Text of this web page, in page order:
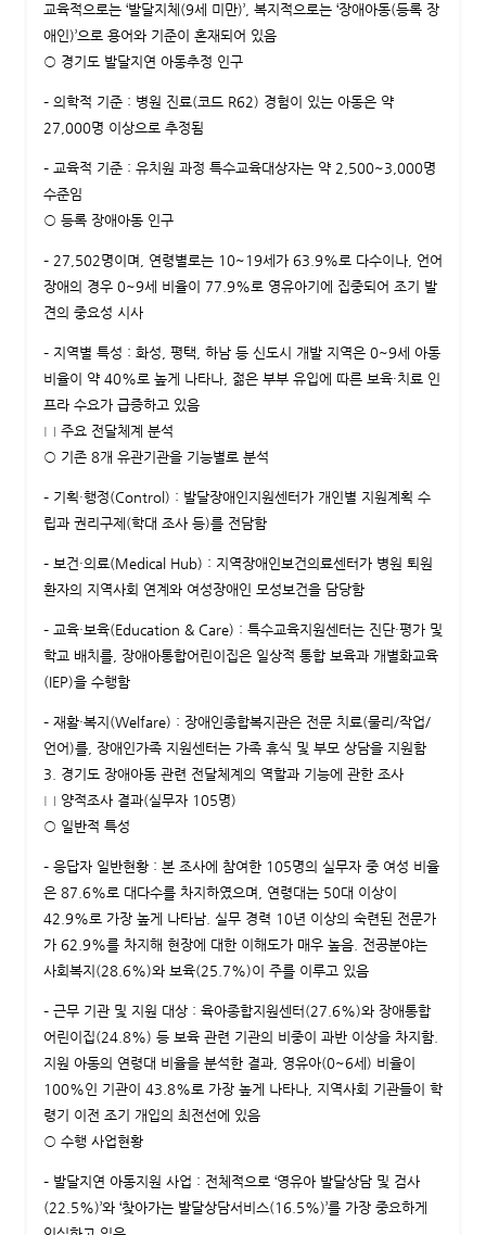
교육적으로는 ‘발달지체(9세 미만)’, 복지적으로는 ‘장애아동(등록 장
애인)’으로 용어와 기준이 혼재되어 있음
○ 경기도 발달지연 아동추정 인구
– 의학적 기준 : 병원 진료(코드 R62) 경험이 있는 아동은 약
27,000명 이상으로 추정됨
– 교육적 기준 : 유치원 과정 특수교육대상자는 약 2,500~3,000명
수준임
○ 등록 장애아동 인구
– 27,502명이며, 연령별로는 10~19세가 63.9%로 다수이나, 언어
장애의 경우 0~9세 비율이 77.9%로 영유아기에 집중되어 조기 발
견의 중요성 시사
– 지역별 특성 : 화성, 평택, 하남 등 신도시 개발 지역은 0~9세 아동
비율이 약 40%로 높게 나타나, 젊은 부부 유입에 따른 보육·치료 인
프라 수요가 급증하고 있음
□ 주요 전달체계 분석
○ 기존 8개 유관기관을 기능별로 분석
– 기획·행정(Control) : 발달장애인지원센터가 개인별 지원계획 수
립과 권리구제(학대 조사 등)를 전담함
– 보건·의료(Medical Hub) : 지역장애인보건의료센터가 병원 퇴원
환자의 지역사회 연계와 여성장애인 모성보건을 담당함
– 교육·보육(Education & Care) : 특수교육지원센터는 진단·평가 및
학교 배치를, 장애아통합어린이집은 일상적 통합 보육과 개별화교육
(IEP)을 수행함
– 재활·복지(Welfare) : 장애인종합복지관은 전문 치료(물리/작업/
언어)를, 장애인가족 지원센터는 가족 휴식 및 부모 상담을 지원함
3. 경기도 장애아동 관련 전달체계의 역할과 기능에 관한 조사
□ 양적조사 결과(실무자 105명)
○ 일반적 특성
– 응답자 일반현황 : 본 조사에 참여한 105명의 실무자 중 여성 비율
은 87.6%로 대다수를 차지하였으며, 연령대는 50대 이상이
42.9%로 가장 높게 나타남. 실무 경력 10년 이상의 숙련된 전문가
가 62.9%를 차지해 현장에 대한 이해도가 매우 높음. 전공분야는
사회복지(28.6%)와 보육(25.7%)이 주를 이루고 있음
– 근무 기관 및 지원 대상 : 육아종합지원센터(27.6%)와 장애통합
어린이집(24.8%) 등 보육 관련 기관의 비중이 과반 이상을 차지함.
지원 아동의 연령대 비율을 분석한 결과, 영유아(0~6세) 비율이
100%인 기관이 43.8%로 가장 높게 나타나, 지역사회 기관들이 학
령기 이전 조기 개입의 최전선에 있음
○ 수행 사업현황
– 발달지연 아동지원 사업 : 전체적으로 ‘영유아 발달상담 및 검사
(22.5%)’와 ‘찾아가는 발달상담서비스(16.5%)’를 가장 중요하게